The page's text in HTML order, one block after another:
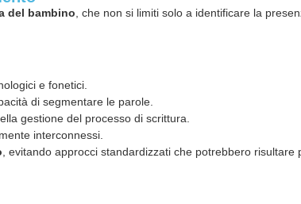
del bambino , che non si limiti solo a identificare la
e fonetici.
di segmentare le parole.
gestione del processo di scrittura.
interconnessi.
, evitando approcci standardizzati che potrebbero risultare